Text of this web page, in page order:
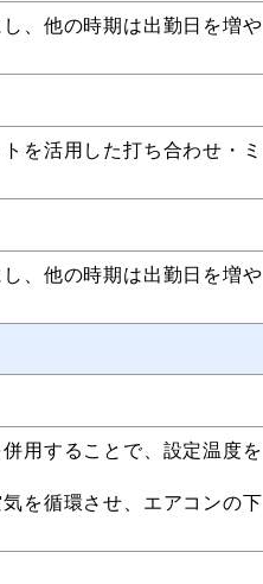
、他の時期は出勤日を増や
を活用した打ち合わせ・ミ
、他の時期は出勤日を増や
用することで、設定温度を
を循環させ、エアコンの下